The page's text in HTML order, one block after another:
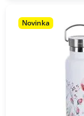
Novinka